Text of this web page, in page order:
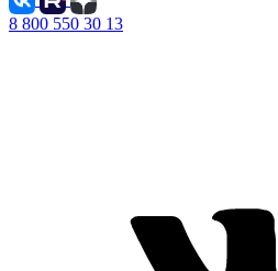
8 800 550 30 13